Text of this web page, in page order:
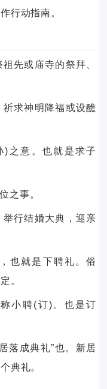
行动指南。
先或庙寺的祭拜、
求神明降福或设醮
)之意。也就是求子
之事。
行结婚大典，迎亲
也就是下聘礼。俗
。
小聘(订)。也是订
落成典礼”也。新居
典礼。